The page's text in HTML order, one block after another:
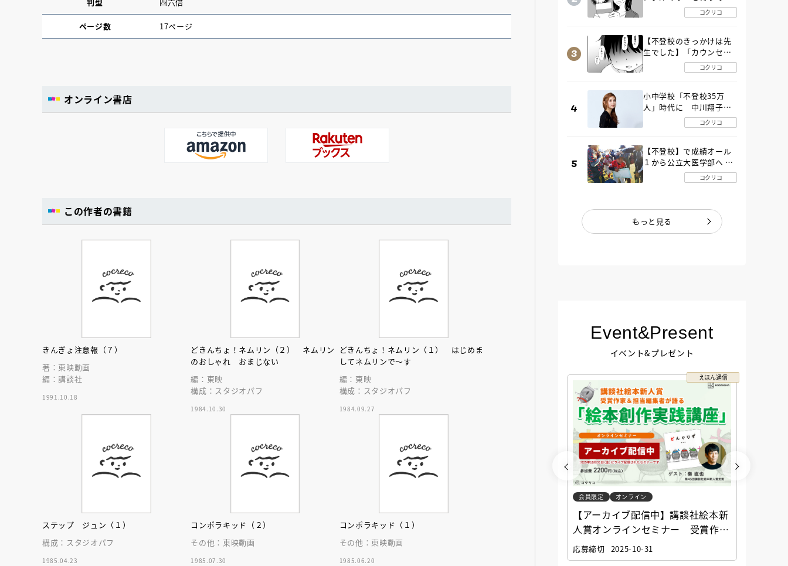
ページ数 17ページ
オンライン書店
この作者の書籍
きんぎょ注意報（７）
著：東映動画
編：講談社
1991.10.18
どきんちょ！ネムリン（２） ネムリン
のおしゃれ おまじない
編：東映
構成：スタジオパフ
1984.10.30
どきんちょ！ネムリン（１） はじめま
してネムリンで～す
編：東映
構成：スタジオパフ
1984.09.27
ステップ ジュン（１）
構成：スタジオパフ
1985.04.23
コンポラキッド（２）
その他：東映動画
1985.07.30
コンポラキッド（１）
その他：東映動画
1985.06.20
た“魔の２年間”【後編】
コクリコ
【不登校のきっかけは先
生でした】「カウンセリ
ングの時間」生徒の情報
をバラしたのは…《第２
コクリコ
小中学校「不登校35万
人」時代に 中川翔子さ
んが審査委員長「不登校
生動画甲子園 2026」が開
コクリコ
【不登校】で成績オール
１から公立大医学部へ 中
２で起立性調節障害「治
るまで３年」の診断 その
コクリコ
もっと見る
Event&Present
イベント&プレゼント
えほん通信
【アーカイブ配信中】講談社絵本新
人賞オンラインセミナー 受賞作家
と担当編集者が語る「絵本創作実践
講座」
応募締切 2025-10-31
アーカイブ配信中【第67回講談社児
童文学新人賞】受賞作家と前選考委
員に聞く「児童文学創作セミナー」
えほん通信
会員限定 オンライン
【アーカイブ配信中】講談社絵本新
人賞オンラインセミナー 受賞作家
と担当編集者が語る「絵本創作実践
講座」
応募締切 2025-10-31